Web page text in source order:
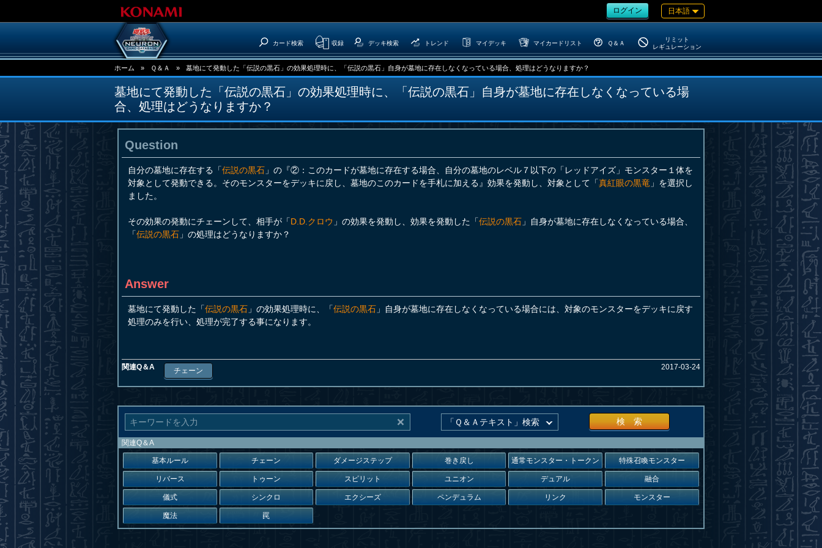
ログイン 日本語
カード検索 収録 デッキ検索 トレンド マイデッキ マイカードリスト Ｑ＆Ａ
リミット
レギュレーション
ホーム » Ｑ＆Ａ » 墓地にて発動した「伝説の黒石」の効果処理時に、「伝説の黒石」自身が墓地に存在しなくなっている場合、処理はどうなりますか？
墓地にて発動した「伝説の黒石」の効果処理時に、「伝説の黒石」自身が墓地に存在しなくなっている場
合、処理はどうなりますか？
Question
自分の墓地に存在する「伝説の黒石 」の『②：このカードが墓地に存在する場合、自分の墓地のレベル７以下の「レッドアイズ」モンスター１体を
対象として発動できる。そのモンスターをデッキに戻し、墓地のこのカードを手札に加える』効果を発動し、対象として「真紅眼の黒竜 」を選択し
ました。
その効果の発動にチェーンして、相手が「D.D.クロウ 」の効果を発動し、効果を発動した「伝説の黒石 」自身が墓地に存在しなくなっている場合、
「伝説の黒石 」の処理はどうなりますか？
Answer
墓地にて発動した「伝説の黒石 」の効果処理時に、「伝説の黒石 」自身が墓地に存在しなくなっている場合には、対象のモンスターをデッキに戻す
処理のみを行い、処理が完了する事になります。
関連Q＆A チェーン 2017-03-24
検 索
関連Q＆A
基本ルール チェーン ダメージステップ 巻き戻し 通常モンスター・トークン 特殊召喚モンスター
リバース トゥーン スピリット ユニオン デュアル 融合
儀式 シンクロ エクシーズ ペンデュラム リンク モンスター
魔法 罠